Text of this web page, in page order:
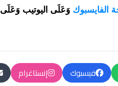
الفايسبوك وَعَلَى اليوتيب وَعَلَى
فيسبوك إنستاغرام